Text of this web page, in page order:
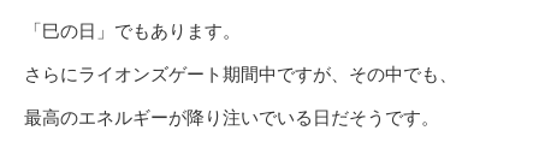
「巳の日」でもあります。
さらにライオンズゲート期間中ですが、その中でも、
最高のエネルギーが降り注いでいる日だそうです。